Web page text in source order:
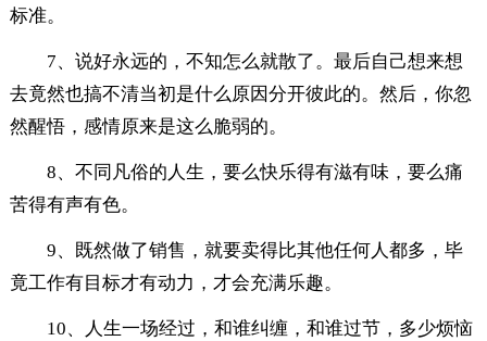
标准。
7、说好永远的，不知怎么就散了。最后自己想来想
去竟然也搞不清当初是什么原因分开彼此的。然后，你忽
然醒悟，感情原来是这么脆弱的。
8、不同凡俗的人生，要么快乐得有滋有味，要么痛
苦得有声有色。
9、既然做了销售，就要卖得比其他任何人都多，毕
竟工作有目标才有动力，才会充满乐趣。
10、人生一场经过，和谁纠缠，和谁过节，多少烦恼